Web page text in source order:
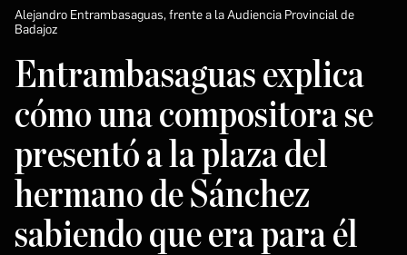
Alejandro Entrambasaguas, frente a la Audiencia Provincial de
Badajoz
Entrambasaguas explica
cómo una compositora se
presentó a la plaza del
hermano de Sánchez
sabiendo que era para él